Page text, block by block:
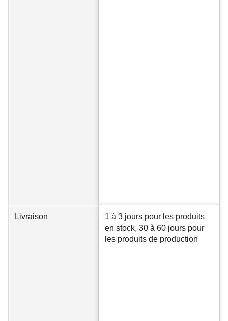
Livraison
1 à 3 jours pour les produits
en stock, 30 à 60 jours pour
les produits de production